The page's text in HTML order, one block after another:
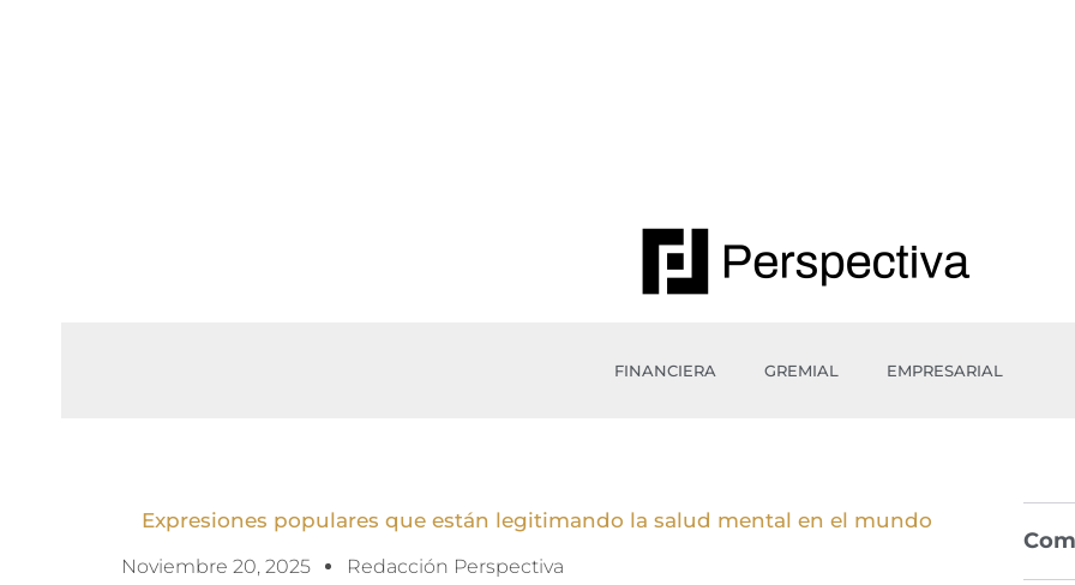
FINANCIERA GREMIAL EMPRESARIAL
Expresiones populares que están legitimando la salud mental en el mundo
Noviembre 20, 2025 Redacción Perspectiva